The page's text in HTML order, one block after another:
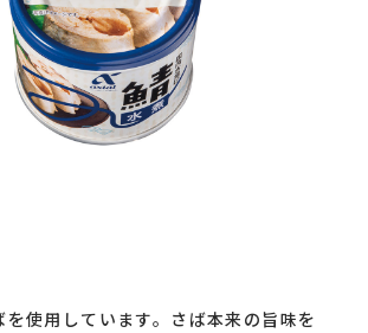
を使用しています。さば本来の旨味を